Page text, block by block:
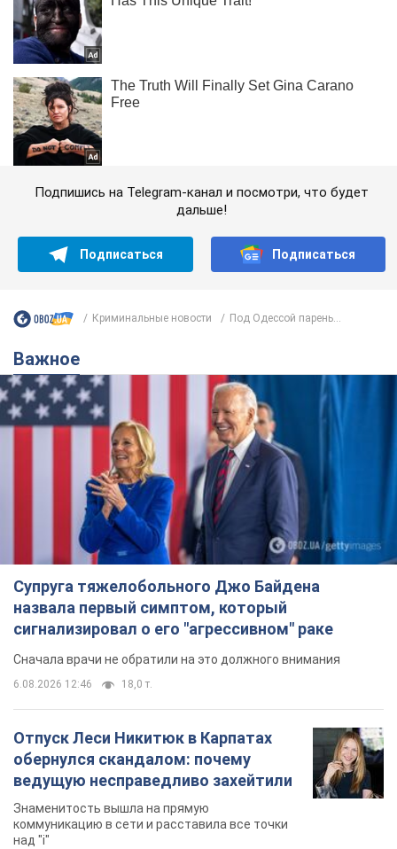
Подпишись на Telegram-канал и посмотри, что будет
дальше!
Подписаться Подписаться
Криминальные новости Под Одессой парень...
Важное
Супруга тяжелобольного Джо Байдена
назвала первый симптом, который
сигнализировал о его "агрессивном" раке
Сначала врачи не обратили на это должного внимания
6.08.2026 12:46 18,0 т.
Отпуск Леси Никитюк в Карпатах
обернулся скандалом: почему
ведущую несправедливо захейтили
Знаменитость вышла на прямую
коммуникацию в сети и расставила все точки
над "i"